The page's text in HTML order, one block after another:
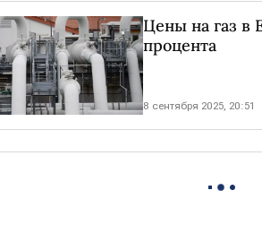
Цены на газ в
процента
8 сентября 2025, 20:51